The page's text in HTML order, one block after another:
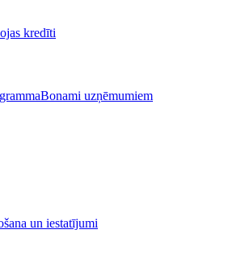
kredīti
Bonami uzņēmumiem
un iestatījumi